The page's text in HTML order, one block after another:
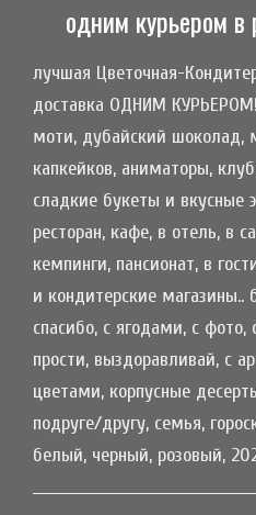
одним курьером
лучшая Цветочная-
доставка ОДНИМ
моти, дубайский шоколад,
капкейков, аниматоры,
сладкие букеты и
ресторан, кафе, в отель, в
кемпинги, пансионат, в
и кондитерские магазины..
спасибо, с ягодами, с
прости, выздоравливай, с
цветами, корпусные
подруге/другу, семья,
белый, черный, розовый,